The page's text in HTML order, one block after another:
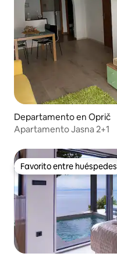
Departamento en Oprič
Apartamento Jasna 2+1
Favorito entre huéspedes
Favorito entre huéspedes